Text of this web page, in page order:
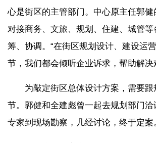
心是街区的主管部门。中心原主任郭
对接商务、文旅、规划、住建、城管
筹、协调。“在街区规划设计、建设运
节，我们都会倾听企业诉求，帮助解决
为敲定街区总体设计方案，需要
节。郭健和全建彪曾一起去规划部门
专家到现场勘察，几经讨论，终于定案